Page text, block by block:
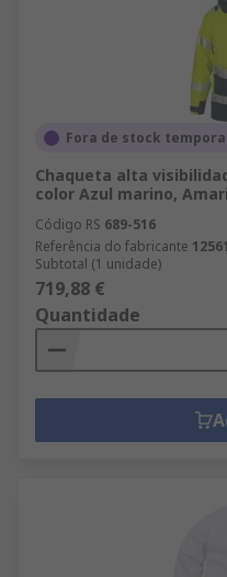
Fora de stock
Chaqueta alta
color Azul marino,
Código RS 689-516
Referência do fabricante
Subtotal (1 unidade)
719,88 €
Quantidade